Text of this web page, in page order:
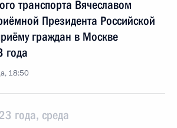
транспорта Вячеславом
Президента Российской
граждан в Москве
года
18:50
года, среда